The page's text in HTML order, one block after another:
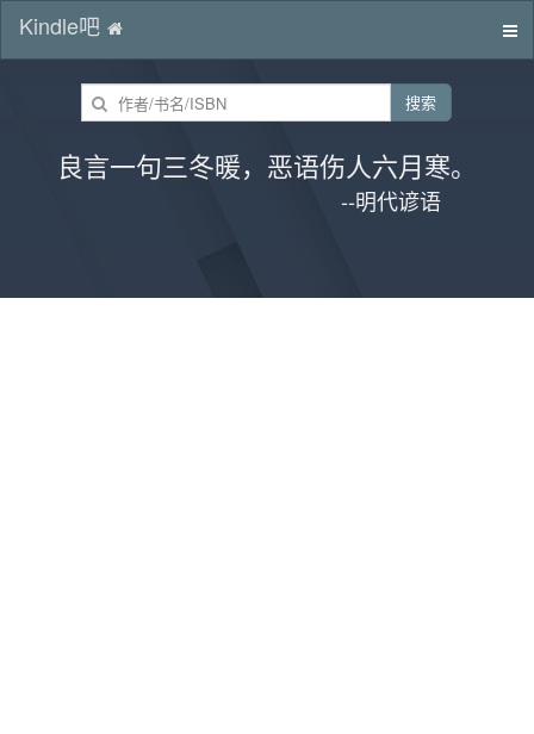
切
换
Kindle吧
搜索
良言一句三冬暖，恶语伤人六月寒。
--明代谚语